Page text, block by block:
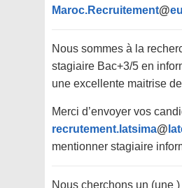
Maroc.Recruitement@
Nous sommes à la
stagiaire Bac+3/5 en
une excellente maitrise de
Merci d’envoyer vos
recrutement.latsima@
mentionner stagiaire
Nous cherchons un (une